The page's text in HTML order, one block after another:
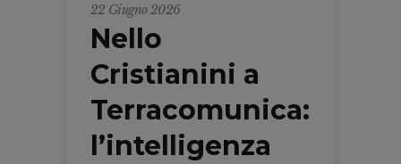
22 Giugno 2026
Nello
Cristianini a
Terracomunica:
l’intelligenza